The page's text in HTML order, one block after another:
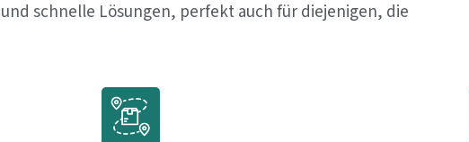
schnelle Lösungen, perfekt auch für diejenigen, die